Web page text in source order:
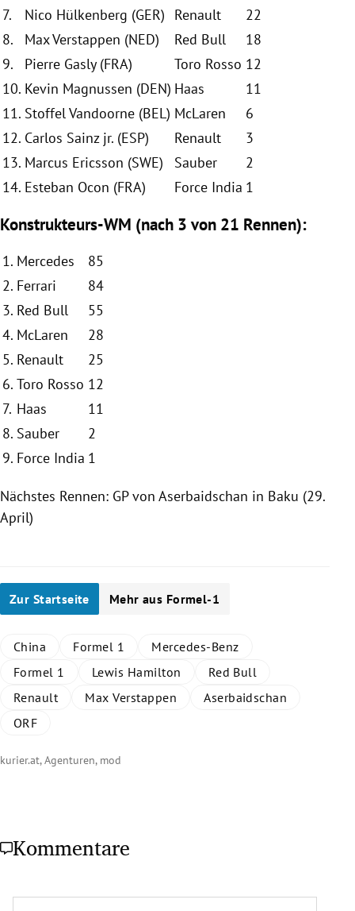
7.
Nico Hülkenberg (GER) Renault
22
8.
Max Verstappen (NED) Red Bull
18
9.
Pierre Gasly (FRA) Toro Rosso 12
10. Kevin Magnussen (DEN) Haas
11
11. Stoffel Vandoorne (BEL) McLaren
6
12. Carlos Sainzjr. (ESP) Renault
3
13. Marcus Ericsson (SWE) Sauber
2
14. Esteban Ocon (FRA) Force India 1
Konstrukteurs-WM (nach 3 von 21 Rennen):
1. Mercedes
85
2. Ferrari
84
3. Red Bull
55
4. McLaren
28
5. Renault
25
6. Toro Rosso 12
7. Haas
11
8. Sauber
2
9. Force India 1
Nächstes Rennen: GP von Aserbaidschan in Baku (29.
April)
Zur Startseite Mehr aus Formel-1
China Formel 1
Mercedes-Benz
Formel 1
Lewis Hamilton
Red Bull
Renault
Max Verstappen
Aserbaidschan
ORF
kurier.at, Agenturen, mod
Kommentare